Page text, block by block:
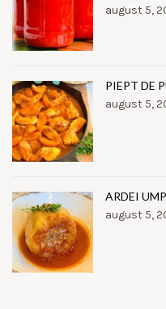
august 5,
PIEPT DE
august 5,
ARDEI
august 5,